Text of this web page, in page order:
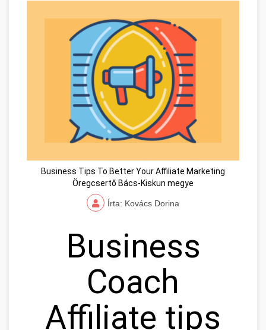
Business Tips To Better Your Affiliate Marketing
Öregcsertő Bács-Kiskun megye
Írta: Kovács Dorina
Business
Coach
Affiliate tips